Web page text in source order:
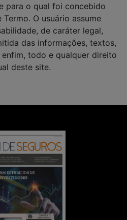
para o qual foi concebido
O usuário assume
de caráter legal,
das informações, textos,
todo e qualquer direito
deste site.